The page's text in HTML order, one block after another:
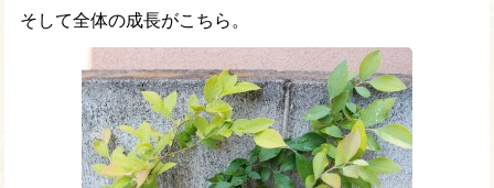
そして全体の成長がこちら。